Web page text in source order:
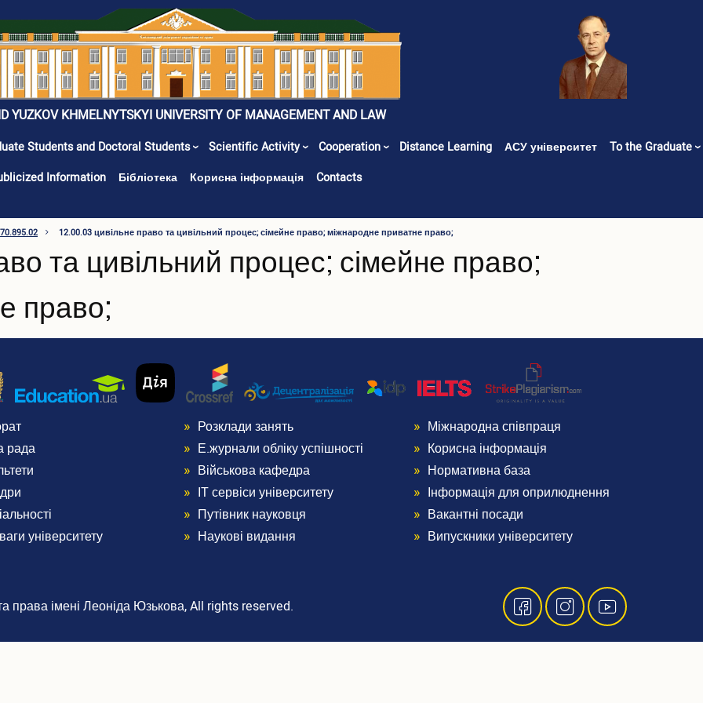
YUZKOV KHMELNYTSKYI UNIVERSITY OF MANAGEMENT AND LAW
Students and Doctoral Students Scientific Activity Cooperation Distance Learning АСУ університет
To the Graduate
Information
Бібліотека Корисна інформація Contacts
12.00.03 цивільне право та цивільний процес; сімейне право; міжнародне приватне право;
та цивільний процес; сімейне право;
право;
рада
університету
Menu
Footer
3
Розклади занять
Е.журнали обліку успішності
Військова кафедра
ІТ сервіси університету
Путівник науковця
Наукові видання
Menu
Footer
4
Міжнародна співпраця
Корисна інформація
Нормативна база
Інформація для оприлюднення
Вакантні посади
Випускники університету
права імені Леоніда Юзькова, All rights reserved.